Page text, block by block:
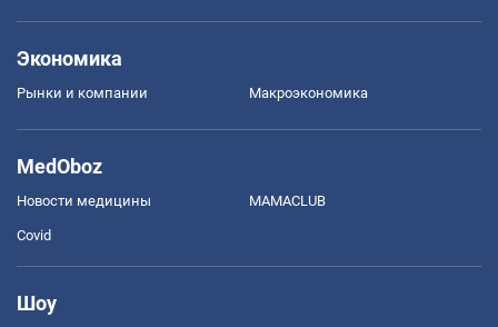
Экономика
Рынки и компании Mакроэкономика
MedOboz
Новости медицины MAMACLUB
Covid
Шоу